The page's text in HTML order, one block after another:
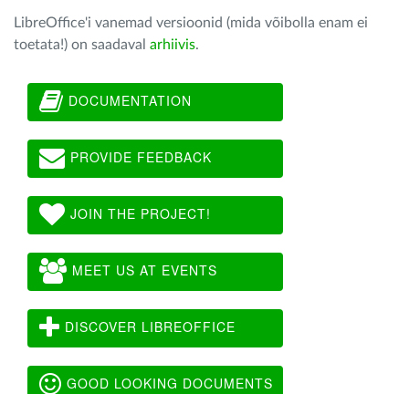
LibreOffice'i vanemad versioonid (mida võibolla enam ei
toetata!) on saadaval arhiivis.
DOCUMENTATION
PROVIDE FEEDBACK
JOIN THE PROJECT!
MEET US AT EVENTS
DISCOVER LIBREOFFICE
GOOD LOOKING DOCUMENTS